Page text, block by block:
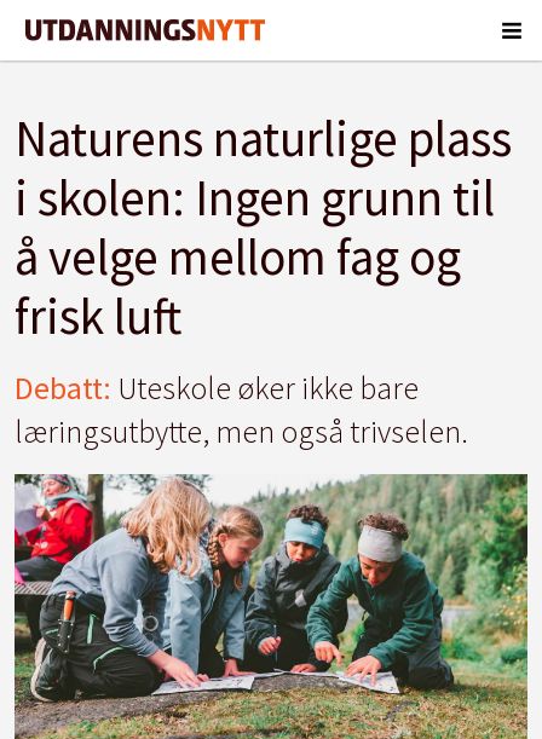
Naturens naturlige plass
i skolen: Ingen grunn til
å velge mellom fag og
frisk luft
Debatt: Uteskole øker ikke bare
læringsutbytte, men også trivselen.